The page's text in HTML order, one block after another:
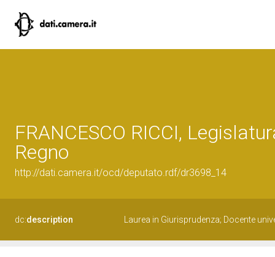
FRANCESCO RICCI,
Regno
http://dati.camera.it/ocd/deputato.rdf/dr3698_14
dc:description Laurea in Giurisprudenza; Docente